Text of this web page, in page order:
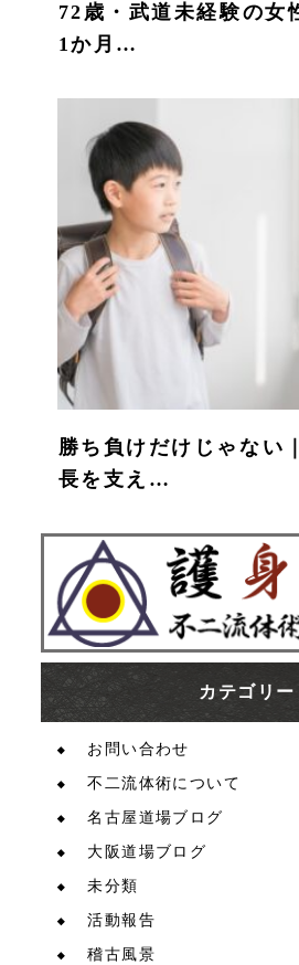
72歳・武道未経験の女
1か月…
勝ち負けだけじゃない
長を支え…
カテゴリー
お問い合わせ
不二流体術について
名古屋道場ブログ
大阪道場ブログ
未分類
活動報告
稽古風景